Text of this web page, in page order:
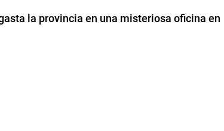
la provincia en una misteriosa oficina en